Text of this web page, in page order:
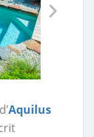
Aquilus